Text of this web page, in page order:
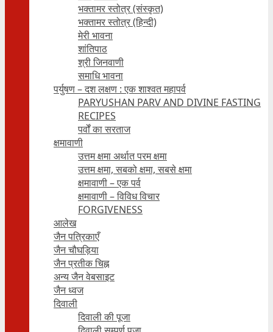
भक्तामर स्तोत्र (संस्कृत)
भक्तामर स्तोत्र (हिन्दी)
मेरी भावना
शांतिपाठ
श्री जिनवाणी
समाधि भावना
पर्युषण – दश लक्षण : एक शाश्वत महापर्व
PARYUSHAN PARV AND DIVINE FASTING
RECIPES
पर्वों का सरताज
क्षमावाणी
उत्तम क्षमा अर्थात परम क्षमा
उत्तम क्षमा, सबको क्षमा, सबसे क्षमा
क्षमावाणी – एक पर्व
क्षमावाणी – विविध विचार
FORGIVENESS
आलेख
जैन पत्रिकाएँ
जैन चौघड़िया
जैन प्रतीक चिह्न
अन्य जैन वेबसाइट
जैन ध्वज
दिवाली
दिवाली की पूजा